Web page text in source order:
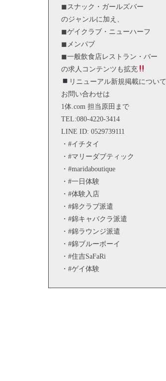
◼︎スナック・ガールズバー
のジャンルに加え、
◼︎ゲイクラブ・ニューハーフ
◼︎メンパブ
◼︎一般飲食店レストラン・バー
の求人コンテンツも拡充
リニューアル新規掲載について
お問い合わせは
1体.com 担当原田まで
TEL:080-4220-3414
LINE ID: 0529739111
・#イチタイ
・#マリーダブティック
・#maridaboutique
・#一日体験
・#体験入店
・#錦クラブ派遣
・#錦キャバクラ派遣
・#錦ラウンジ派遣
・#錦ブルーボーイ
・#住吉SaFaRi
・#ゲイ体験